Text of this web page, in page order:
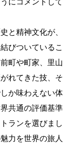
と精神文化が、
びついているこ
町や町家、里山
れてきた技、そ
か味わえない体
共通の評価基準
ランを選びまし
力を世界の旅人